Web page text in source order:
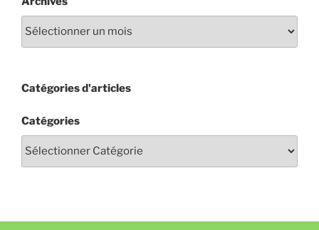
Catégories d'articles
Catégories